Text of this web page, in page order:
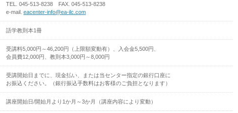
TEL. 045-513-8238 FAX. 045-513-8238
e-mail. eacenter-info@ea-ilc.com
語学教則本1冊
受講料5,000円～46,200円（上限額変動有）、入会金5,500円、
会員費12,000円、教則本3,000円～8,000円
受講開始日までに、現金払い、または当センター指定の銀行口座に
お振込ください。（銀行振込手数料はお客様のご負担となります）
講座開始日/開始月より1か月～3か月（講座内容により変動）